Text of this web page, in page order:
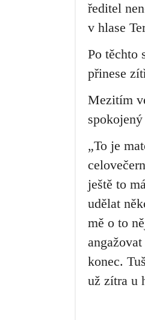
ředitel
v hlase
Po těchto
přinese
Mezitím
„To je
ještě to
udělat
mě o to
konec.
už zítra u